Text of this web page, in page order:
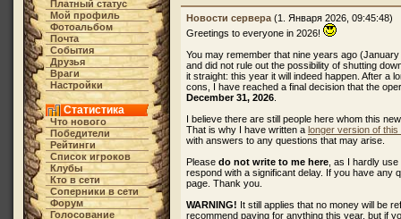
Платный статус
Мой профиль
Фотоальбом
Почта
События
Друзья
Враги
Настройки
Статистика
Что нового
Победители
Рейтинги
Список игроков
Клубы
Кто в cети
Соперники в сети
Форум
Голосование
Новости сервера (1. Января 2026, 09:45:48)
Greetings to everyone in 2026!
You may remember that nine years ago
and did not rule out the possibility of shutting
it straight: this year it will indeed happen. After a
cons, I have reached a final decision that the
December 31, 2026
I believe there are still people here whom this
That is why I have written a longer version of this
with answers to any questions that may arise.
Please do not write to me here , as I hardly
respond with a significant delay. If you have any
page. Thank you.
WARNING! It still applies that no money will be
recommend paying for anything this year, but if